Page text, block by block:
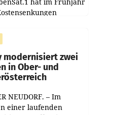
und die
deutlich
modernisiert zwei
in Ober- und
NEUDORF. – Im
einer laufenden